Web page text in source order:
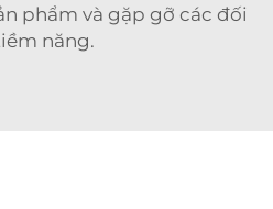
phẩm và gặp gỡ các đối
năng.